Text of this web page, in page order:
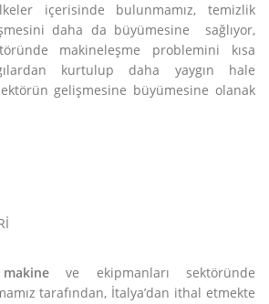
içerisinde bulunmamız, temizlik
daha da büyümesine sağlıyor,
makineleşme problemini kısa
kurtulup daha yaygın hale
gelişmesine büyümesine olanak
makine ve ekipmanları sektöründe
tarafından, İtalya’dan ithal etmekte